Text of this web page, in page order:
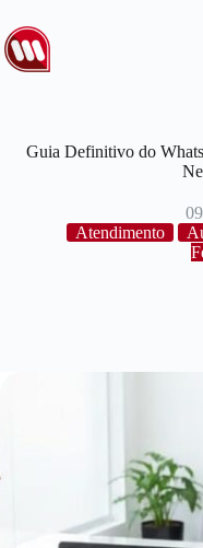
Guia Definitivo do
Atendimento